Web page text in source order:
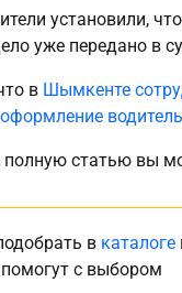
установили,
уже передано в
в Шымкенте
полную статью вы
в каталоге
с выбором